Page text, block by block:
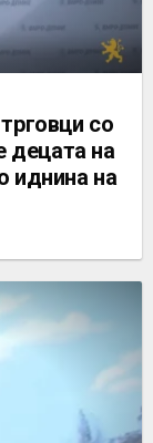
со
децата на
иднина на